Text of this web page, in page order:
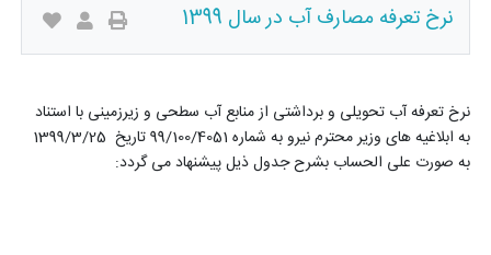
نرخ تعرفه مصارف آب در سال 1399
نرخ تعرفه آب تحویلی و برداشتی از منابع آب سطحی و زیرزمینی با استناد
به ابلاغیه های وزیر محترم نیرو به شماره 99/100/4051 تاریخ 1399/3/25
به صورت علی الحساب بشرح جدول ذیل پیشنهاد می گردد: